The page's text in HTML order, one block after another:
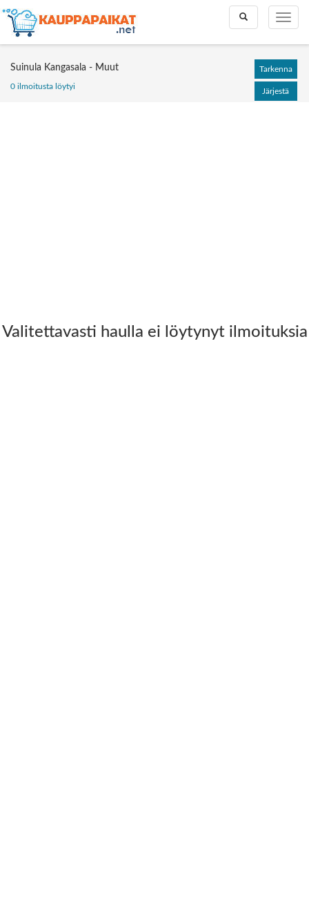
Toggle
Toggle
search
Suinula Kangasala - Muut
0 ilmoitusta löytyi
Tarkenna
Järjestä
Valitettavasti haulla ei löytynyt ilmoituksia